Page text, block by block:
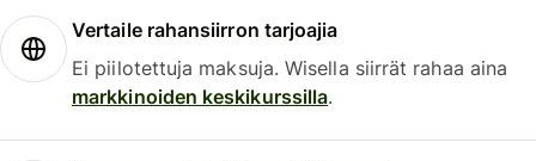
Vertaile rahansiirron tarjoajia
Ei piilotettuja maksuja. Wisella siirrät rahaa aina
markkinoiden keskikurssilla.